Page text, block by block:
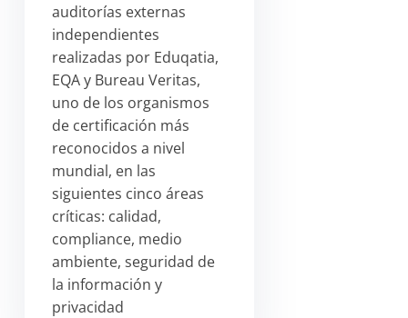
auditorías externas
independientes
realizadas por Eduqatia,
EQA y Bureau Veritas,
uno de los organismos
de certificación más
reconocidos a nivel
mundial, en las
siguientes cinco áreas
críticas: calidad,
compliance, medio
ambiente, seguridad de
la información y
privacidad